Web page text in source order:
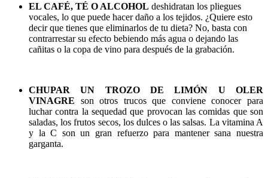
EL CAFÉ, TÉ O ALCOHOL deshidratan los pliegues
vocales, lo que puede hacer daño a los tejidos. ¿Quiere esto
decir que tienes que eliminarlos de tu dieta? No, basta con
contrarrestar su efecto bebiendo más agua o dejando las
cañitas o la copa de vino para después de la grabación.
CHUPAR UN TROZO DE LIMÓN U OLER
VINAGRE son otros trucos que conviene conocer para
luchar contra la sequedad que provocan las comidas que son
saladas, los frutos secos, los dulces o las salsas. La vitamina A
y la C son un gran refuerzo para mantener sana nuestra
garganta.